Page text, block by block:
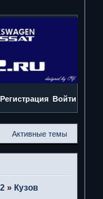
Регистрация Войти
Активные темы
» Кузов